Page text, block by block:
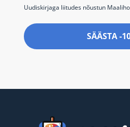
Uudiskirjaga liitudes nõustun
SÄÄSTA -